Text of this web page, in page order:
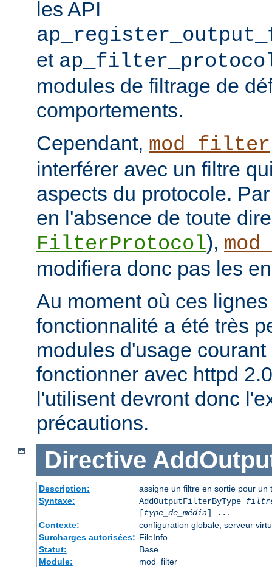
les API
et
modules de filtrage de
comportements.
Cependant, mod_filter
interférer avec un filtre
aspects du protocole.
en l'absence de toute
FilterProtocol),
modifiera donc pas les
Au moment où ces
fonctionnalité a été très
modules d'usage
fonctionner avec httpd
l'utilisent devront donc
précautions.
Directive
Description:
assigne un filtre en sortie pour un
Syntaxe:
AddOutputFilterByType
[type_de_média] ...
Contexte:
configuration globale, serveur
Surcharges autorisées: FileInfo
Statut:
Base
Module:
mod_filter